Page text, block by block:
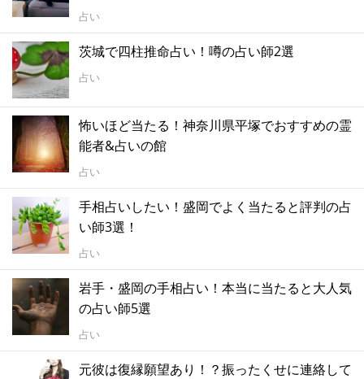
占い
茨城で四柱推命占い！噂の占い師2選
占い
怖いほど当たる！神奈川県平塚でおすすめの霊
能者&占いの館
占い
手相占いしたい！盛岡でよく当たると評判の占
い師3選！
占い
岩手・盛岡の手相占い！本当に当たると大人気
の占い師5選
占い
元彼は復縁願望あり！？振ったくせに連絡して